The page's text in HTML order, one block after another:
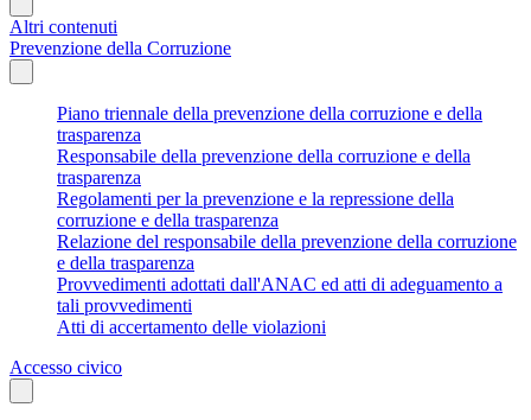
Altri contenuti
Prevenzione della Corruzione
Piano triennale della prevenzione della corruzione e della
trasparenza
Responsabile della prevenzione della corruzione e della
trasparenza
Regolamenti per la prevenzione e la repressione della
corruzione e della trasparenza
Relazione del responsabile della prevenzione della corruzione
e della trasparenza
Provvedimenti adottati dall'ANAC ed atti di adeguamento a
tali provvedimenti
Atti di accertamento delle violazioni
Accesso civico